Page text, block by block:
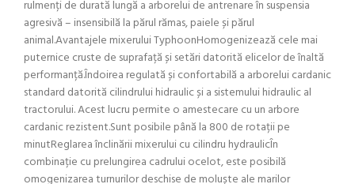
rulmenți de durată lungă a arborelui de antrenare în suspensia
agresivă – insensibilă la părul rămas, paiele și părul
animal.Avantajele mixerului TyphoonHomogenizează cele mai
puternice cruste de suprafață și setări datorită elicelor de înaltă
performanță.Îndoirea regulată și confortabilă a arborelui cardanic
standard datorită cilindrului hidraulic și a sistemului hidraulic al
tractorului. Acest lucru permite o amestecare cu un arbore
cardanic rezistent.Sunt posibile până la 800 de rotații pe
minutReglarea înclinării mixerului cu cilindru hydraulicÎn
combinație cu prelungirea cadrului ocelot, este posibilă
omogenizarea turnurilor deschise de moluște ale marilor